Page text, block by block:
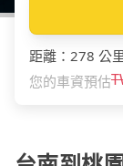
距離 ： 278 公
您的車資預估